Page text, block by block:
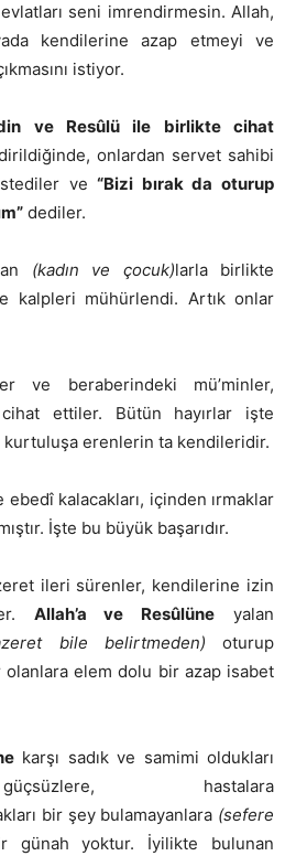
evlatları seni imrendirmesin. Allah,
kendilerine azap etmeyi ve
istiyor.
ve Resûlü ile birlikte cihat
onlardan servet sahibi
ve “Bizi bırak da oturup
dediler.
(kadın ve çocuk)larla birlikte
kalpleri mühürlendi. Artık onlar
ve beraberindeki mü’minler,
cihat ettiler. Bütün hayırlar işte
kurtuluşa erenlerin ta kendileridir.
ebedî kalacakları, içinden ırmaklar
İşte bu büyük başarıdır.
ileri sürenler, kendilerine izin
Allah’a ve Resûlüne yalan
bile belirtmeden) oturup
olanlara elem dolu bir azap isabet
karşı sadık ve samimi oldukları
hastalara
bir şey bulamayanlara (sefere
günah yoktur. İyilikte bulunan